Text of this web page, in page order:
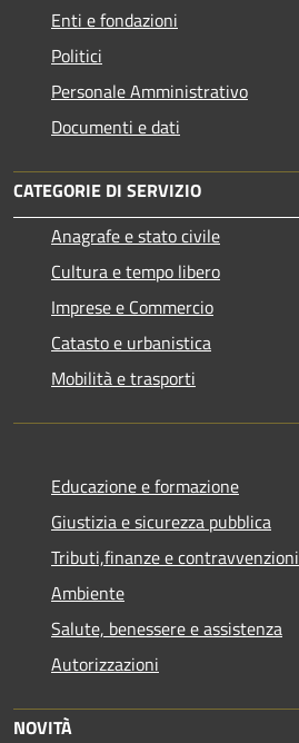
Enti e fondazioni
Politici
Personale Amministrativo
Documenti e dati
CATEGORIE DI SERVIZIO
Anagrafe e stato civile
Cultura e tempo libero
Imprese e Commercio
Catasto e urbanistica
Mobilità e trasporti
Educazione e formazione
Giustizia e sicurezza pubblica
Tributi,finanze e contravvenzioni
Ambiente
Salute, benessere e assistenza
Autorizzazioni
NOVITÀ